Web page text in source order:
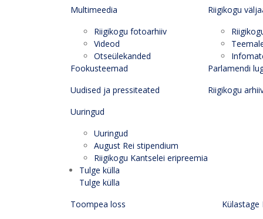
Multimeedia
Riigikogu fotoarhiiv
Videod
Otseülekanded
Fookusteemad
Uudised ja pressiteated
Uuringud
Uuringud
August Rei stipendium
Riigikogu Kantselei eripreemia
Riigikogu
Parlamendi
Riigikogu
Tulge külla
Tulge külla
Toompea loss
Külastage